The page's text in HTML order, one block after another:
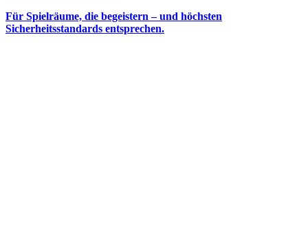
Für Spielräume, die begeistern – und höchsten
Sicherheitsstandards entsprechen.